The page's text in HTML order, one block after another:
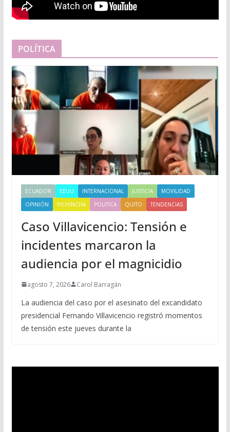
POLÍTICA
ECUADOR EEUU INTERNACIONAL JUSTICIA
MOVILIDAD
OPINIÓN
PICHINCHA POLITICA QUITO TENDENCIAS
Caso Villavicencio: Tensión e
incidentes marcaron la
audiencia por el magnicidio
agosto 7, 2026 Carol Barragán
La audiencia del caso por el asesinato del excandidato
presidencial Fernando Villavicencio registró momentos
de tensión este jueves durante la